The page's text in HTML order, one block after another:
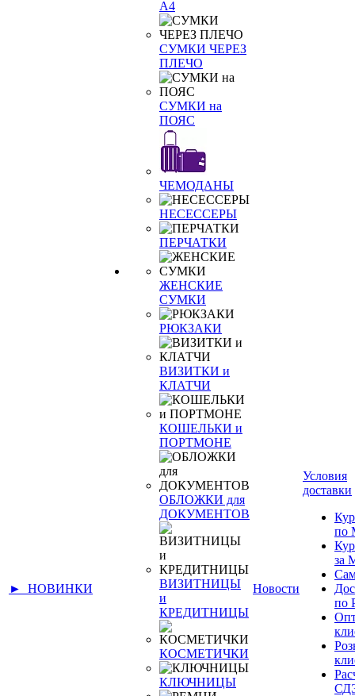
► НОВИНКИ
А4
СУМКИ ЧЕРЕЗ
ПЛЕЧО
СУМКИ на
ПОЯС
ЧЕМОДАНЫ
НЕСЕССЕРЫ
ПЕРЧАТКИ
ЖЕНСКИЕ
СУМКИ
РЮКЗАКИ
ВИЗИТКИ и
КЛАТЧИ
КОШЕЛЬКИ и
ПОРТМОНЕ
ОБЛОЖКИ для
ДОКУМЕНТОВ
ВИЗИТНИЦЫ
и
КРЕДИТНИЦЫ
КОСМЕТИЧКИ
КЛЮЧНИЦЫ
Новости
Условия
доставки
по
за
по